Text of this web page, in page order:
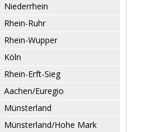
Niederrhein
Rhein-Ruhr
Rhein-Wupper
Köln
Rhein-Erft-Sieg
Aachen/Euregio
Münsterland
Münsterland/Hohe Mark